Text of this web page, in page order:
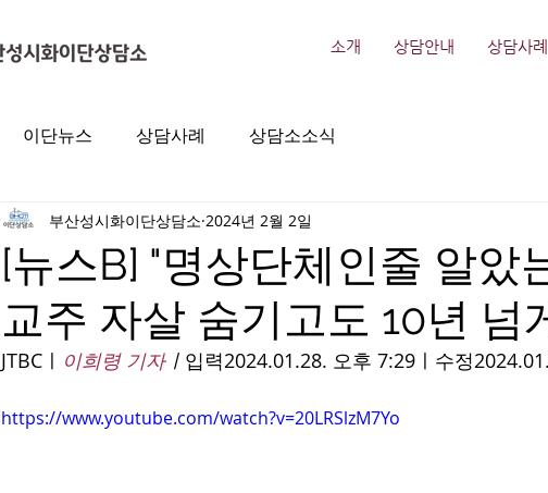
소개 상담안내 상담사례
이단뉴스 상담사례 상담소소식
[뉴스B] "명상단체인줄 알았
교주 자살 숨기고도 10년 넘
부산성시화이단상담소 2024년 2월 2일
JTBCㅣ 이희령 기자ㅣ 입력2024.01.28. 오후 7:29ㅣ수정
https://www.youtube.com/watch?v=20LRSlzM7Yo